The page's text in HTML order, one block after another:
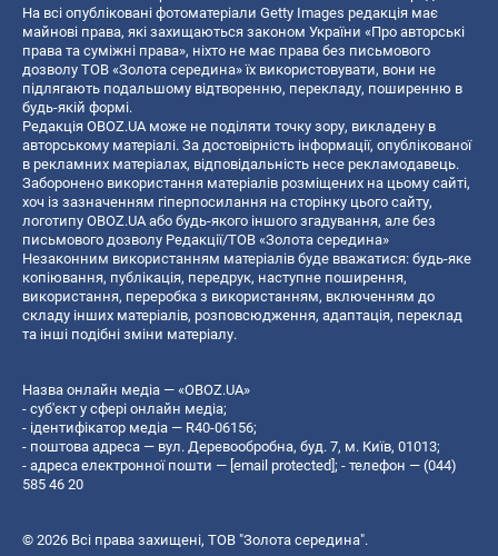
На всі опубліковані фотоматеріали Getty Images редакція має
майнові права, які захищаються законом України «Про авторські
права та суміжні права», ніхто не має права без письмового
дозволу ТОВ «Золота середина» їх використовувати, вони не
підлягають подальшому відтворенню, перекладу, поширенню в
будь-якій формі.
Редакція OBOZ.UA може не поділяти точку зору, викладену в
авторському матеріалі. За достовірність інформації, опублікованої
в рекламних матеріалах, відповідальність несе рекламодавець.
Заборонено використання матеріалів розміщених на цьому сайті,
хоч із зазначенням гіперпосилання на сторінку цього сайту,
логотипу OBOZ.UA або будь-якого іншого згадування, але без
письмового дозволу Редакції/ТОВ «Золота середина»
Незаконним використанням матеріалів буде вважатися: будь-яке
копiювання, публiкацiя, передрук, наступне поширення,
використання, переробка з використанням, включенням до
складу інших матеріалів, розповсюдження, адаптація, переклад
та інші подібні зміни матеріалу.
Назва онлайн медіа — «OBOZ.UA»
- суб'єкт у сфері онлайн медіа;
- ідентифікатор медіа — R40-06156;
- поштова адреса — вул. Деревообробна, буд. 7, м. Київ, 01013;
- адреса електронної пошти — [email protected]; - телефон — (044)
585 46 20
© 2026 Всі права захищені, ТОВ "Золота середина".